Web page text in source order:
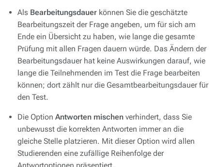
Als Bearbeitungsdauer können Sie die geschätzte
Bearbeitungszeit der Frage angeben, um für sich am
Ende ein Übersicht zu haben, wie lange die gesamte
Prüfung mit allen Fragen dauern würde. Das Ändern der
Bearbeitungsdauer hat keine Auswirkungen darauf, wie
lange die Teilnehmenden im Test die Frage bearbeiten
können; dort zählt nur die Gesamtbearbeitungsdauer für
den Test.
Die Option Antworten mischen verhindert, dass Sie
unbewusst die korrekten Antworten immer an die
gleiche Stelle platzieren. Mit dieser Option wird allen
Studierenden eine zufällige Reihenfolge der
Antwortoptionen präsentiert.